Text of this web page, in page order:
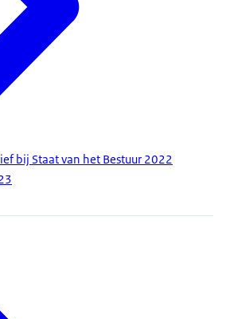
bij Staat van het Bestuur 2022